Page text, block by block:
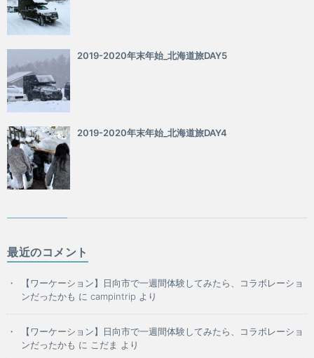
2019-2020年末年始_北海道旅DAY5
2019-2020年末年始_北海道旅DAY4
最近のコメント
【ワーケーション】日向市で一週間体験してみたら、コラボレーショ
ンだったかも に campintrip より
【ワーケーション】日向市で一週間体験してみたら、コラボレーショ
ンだったかも に こだま より